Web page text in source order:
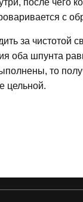
с
за чистотой
оба шпунта
то
цельной.